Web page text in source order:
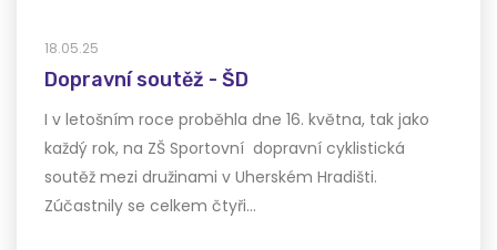
18.05.25
Dopravní soutěž - ŠD
I v letošním roce proběhla dne 16. května, tak jako
každý rok, na ZŠ Sportovní dopravní cyklistická
soutěž mezi družinami v Uherském Hradišti.
Zúčastnily se celkem čtyři…